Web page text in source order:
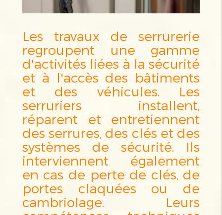
Les travaux de serrurerie
regroupent une gamme
d'activités liées à la sécurité
et à l'accès des bâtiments
et des véhicules. Les
serruriers installent,
réparent et entretiennent
des serrures, des clés et des
systèmes de sécurité. Ils
interviennent également
en cas de perte de clés, de
portes claquées ou de
cambriolage. Leurs